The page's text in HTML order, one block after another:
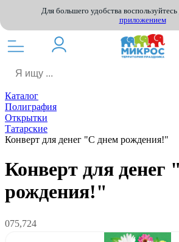
Для большего удобства воспользуйтесь
приложением
Каталог
Полиграфия
Открытки
Татарские
Конверт для денег "С днем рождения!"
Конверт для денег
рождения!"
075,724